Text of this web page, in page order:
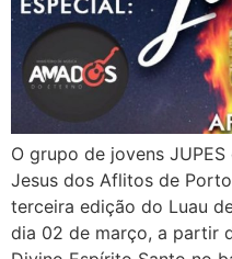
O grupo de jovens
Jesus dos Aflitos de
terceira edição do Luau
dia 02 de março, a partir